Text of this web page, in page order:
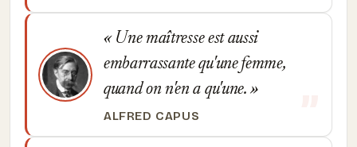
Une maîtresse est aussi
embarrassante qu'une femme,
quand on n'en a qu'une.
ALFRED CAPUS